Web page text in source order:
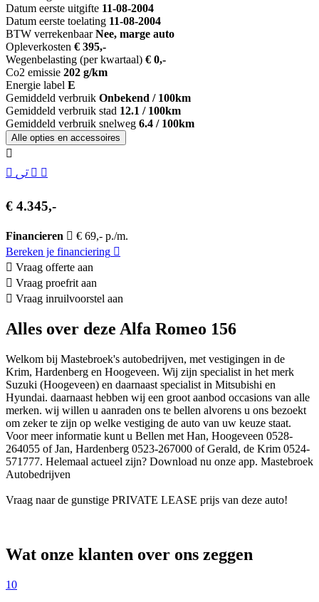
Datum eerste uitgifte 11-08-2004
Datum eerste toelating 11-08-2004
BTW verrekenbaar Nee, marge auto
Opleverkosten € 395,-
Wegenbelasting (per kwartaal) € 0,-
Co2 emissie 202 g/km
Energie label E
Gemiddeld verbruik Onbekend / 100km
Gemiddeld verbruik stad 12.1 / 100km
Gemiddeld verbruik snelweg 6.4 / 100km
Alle opties en accessoires
€ 4.345,-
Financieren
€ 69,- p./m.
Bereken je financiering
Vraag offerte aan
Vraag proefrit aan
Vraag inruilvoorstel aan
Alles over deze Alfa Romeo 156
Welkom bij Mastebroek's autobedrijven, met vestigingen in de
Krim, Hardenberg en Hoogeveen. Wij zijn specialist in het merk
Suzuki (Hoogeveen) en daarnaast specialist in Mitsubishi en
Hyundai. daarnaast hebben wij een groot aanbod occasions van alle
merken. wij willen u aanraden ons te bellen alvorens u ons bezoekt
om zeker te zijn op welke vestiging de auto van uw keuze staat.
Voor meer informatie kunt u Bellen met Han, Hoogeveen 0528-
264055 of Jan, Hardenberg 0523-267000 of Gerald, de Krim 0524-
571777. Helemaal actueel zijn? Download nu onze app. Mastebroek
Autobedrijven
Vraag naar de gunstige PRIVATE LEASE prijs van deze auto!
Wat onze klanten over ons zeggen
10